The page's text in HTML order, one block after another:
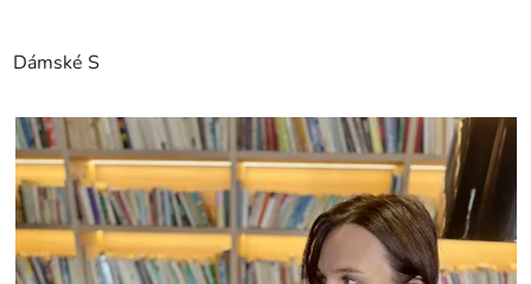
Dámské S